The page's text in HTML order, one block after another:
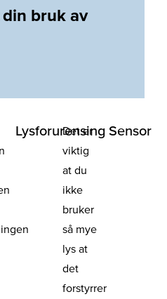
bruk av
Lysforurensing
Det er
viktig
at du
ikke
bruker
så mye
lys at
det
forstyrrer
Sensor